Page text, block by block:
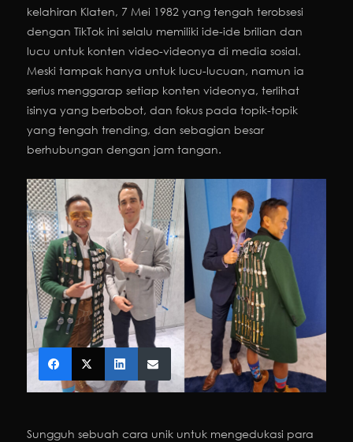
kelahiran Klaten, 7 Mei 1982 yang tengah terobsesi
dengan TikTok ini selalu memiliki ide-ide brilian dan
lucu untuk konten video-videonya di media sosial.
Meski tampak hanya untuk lucu-lucuan, namun ia
serius menggarap setiap konten videonya, terlihat
isinya yang berbobot, dan fokus pada topik-topik
yang tengah trending, dan sebagian besar
berhubungan dengan jam tangan.
Sungguh sebuah cara unik untuk mengedukasi para